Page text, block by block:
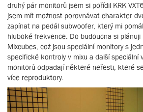
druhý pár monitorů jsem si pořídil KRK
jsem mít možnost porovnávat charakter
zapínat na pedál subwoofer, který mi
hluboké frekvence. Do budoucna si
Mixcubes, což jsou speciální monitory s
specifické kontroly v mixu a další speciální
monitorů odpadají některé neřesti, které
více reproduktory.